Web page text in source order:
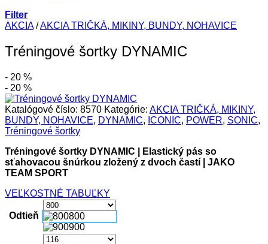
Filter
AKCIA /AKCIA TRIČKÁ, MIKINY, BUNDY, NOHAVICE
Tréningové šortky DYNAMIC
- 20 %
- 20 %
Katalógové číslo: 8570 Kategórie: AKCIA TRIČKÁ, MIKINY,
BUNDY, NOHAVICE, DYNAMIC, ICONIC, POWER, SONIC,
Tréningové šortky
Tréningové šortky DYNAMIC | Elastický pás so
sťahovacou šnúrkou zložený z dvoch častí | JAKO
TEAM SPORT
VEĽKOSTNÉ TABUĽKY
Odtieň
800
900